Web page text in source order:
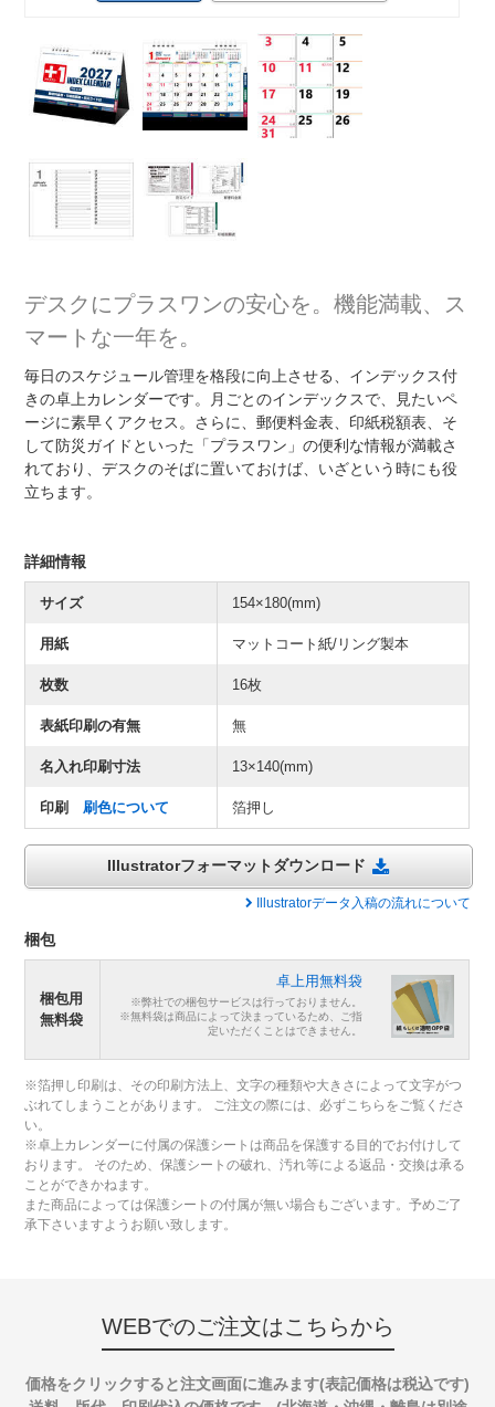
デスクにプラスワンの安心を。機能満載、ス
マートな一年を。
毎日のスケジュール管理を格段に向上させる、インデックス付
きの卓上カレンダーです。月ごとのインデックスで、見たいペ
ージに素早くアクセス。さらに、郵便料金表、印紙税額表、そ
して防災ガイドといった「プラスワン」の便利な情報が満載さ
れており、デスクのそばに置いておけば、いざという時にも役
立ちます。
詳細情報
サイズ 154×180(mm)
用紙 マットコート紙/リング製本
枚数 16枚
表紙印刷の有無 無
名入れ印刷寸法 13×140(mm)
印刷 刷色について 箔押し
Illustratorフォーマットダウンロード
Illustratorデータ入稿の流れについて
梱包
梱包用
無料袋
卓上用無料袋
※弊社での梱包サービスは行っておりません。
※無料袋は商品によって決まっているため、ご指
定いただくことはできません。
※箔押し印刷は、その印刷方法上、文字の種類や大きさによって文字がつ
ぶれてしまうことがあります。 ご注文の際には、必ずこちらをご覧くださ
い。
※卓上カレンダーに付属の保護シートは商品を保護する目的でお付けして
おります。 そのため、保護シートの破れ、汚れ等による返品・交換は承る
ことができかねます。
また商品によっては保護シートの付属が無い場合もございます。予めご了
承下さいますようお願い致します。
WEBでのご注文はこちらから
価格をクリックすると注文画面に進みます(表記価格は税込です)